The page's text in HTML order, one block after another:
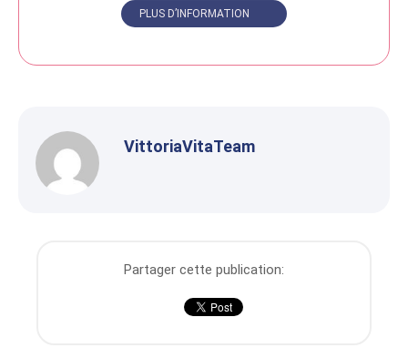
PLUS D’INFORMATION
VittoriaVitaTeam
Partager cette publication: